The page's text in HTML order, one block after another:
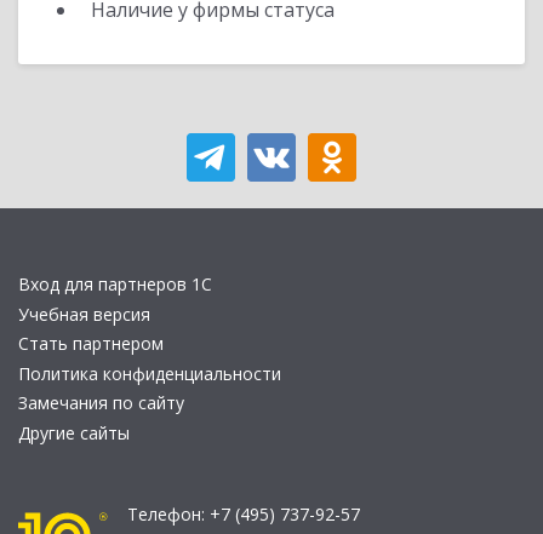
Наличие у фирмы статуса
Вход для партнеров 1С
Учебная версия
Стать партнером
Политика конфиденциальности
Замечания по сайту
Другие сайты
Телефон: +7 (495) 737-92-57